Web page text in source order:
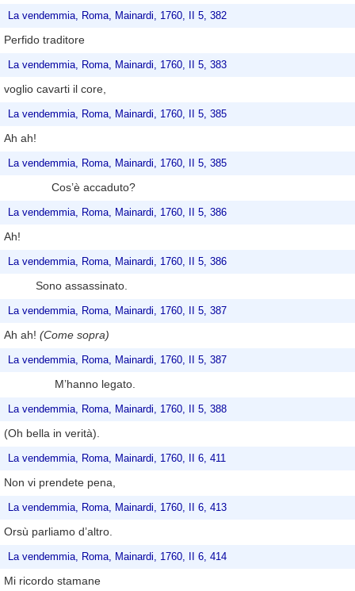
La vendemmia, Roma, Mainardi, 1760, II 5, 382
Perfido traditore
La vendemmia, Roma, Mainardi, 1760, II 5, 383
voglio cavarti il core,
La vendemmia, Roma, Mainardi, 1760, II 5, 385
Ah ah!
La vendemmia, Roma, Mainardi, 1760, II 5, 385
Cos’è accaduto?
La vendemmia, Roma, Mainardi, 1760, II 5, 386
Ah!
La vendemmia, Roma, Mainardi, 1760, II 5, 386
Sono assassinato.
La vendemmia, Roma, Mainardi, 1760, II 5, 387
Ah ah! (Come sopra)
La vendemmia, Roma, Mainardi, 1760, II 5, 387
M’hanno legato.
La vendemmia, Roma, Mainardi, 1760, II 5, 388
(Oh bella in verità).
La vendemmia, Roma, Mainardi, 1760, II 6, 411
Non vi prendete pena,
La vendemmia, Roma, Mainardi, 1760, II 6, 413
Orsù parliamo d’altro.
La vendemmia, Roma, Mainardi, 1760, II 6, 414
Mi ricordo stamane